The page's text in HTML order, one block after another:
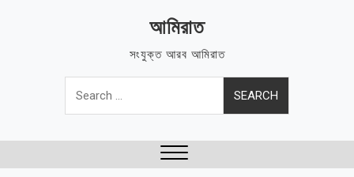
আমিরাত
সংযুক্ত আরব আমিরাত
Search
for: